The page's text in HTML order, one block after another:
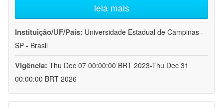
leia mais
Instituição/UF/País: Universidade Estadual de Campinas -
SP - Brasil
Vigência: Thu Dec 07 00:00:00 BRT 2023-Thu Dec 31
00:00:00 BRT 2026